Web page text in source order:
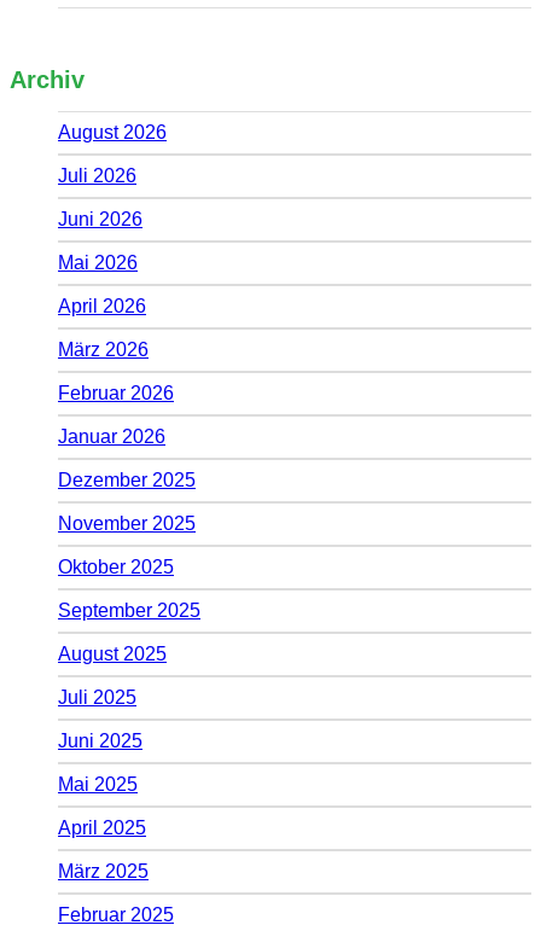
Archiv
August 2026
Juli 2026
Juni 2026
Mai 2026
April 2026
März 2026
Februar 2026
Januar 2026
Dezember 2025
November 2025
Oktober 2025
September 2025
August 2025
Juli 2025
Juni 2025
Mai 2025
April 2025
März 2025
Februar 2025